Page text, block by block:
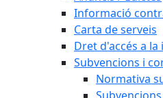
Informació
Carta de serveis
Dret d'accés a
Subvencions i
Normativa